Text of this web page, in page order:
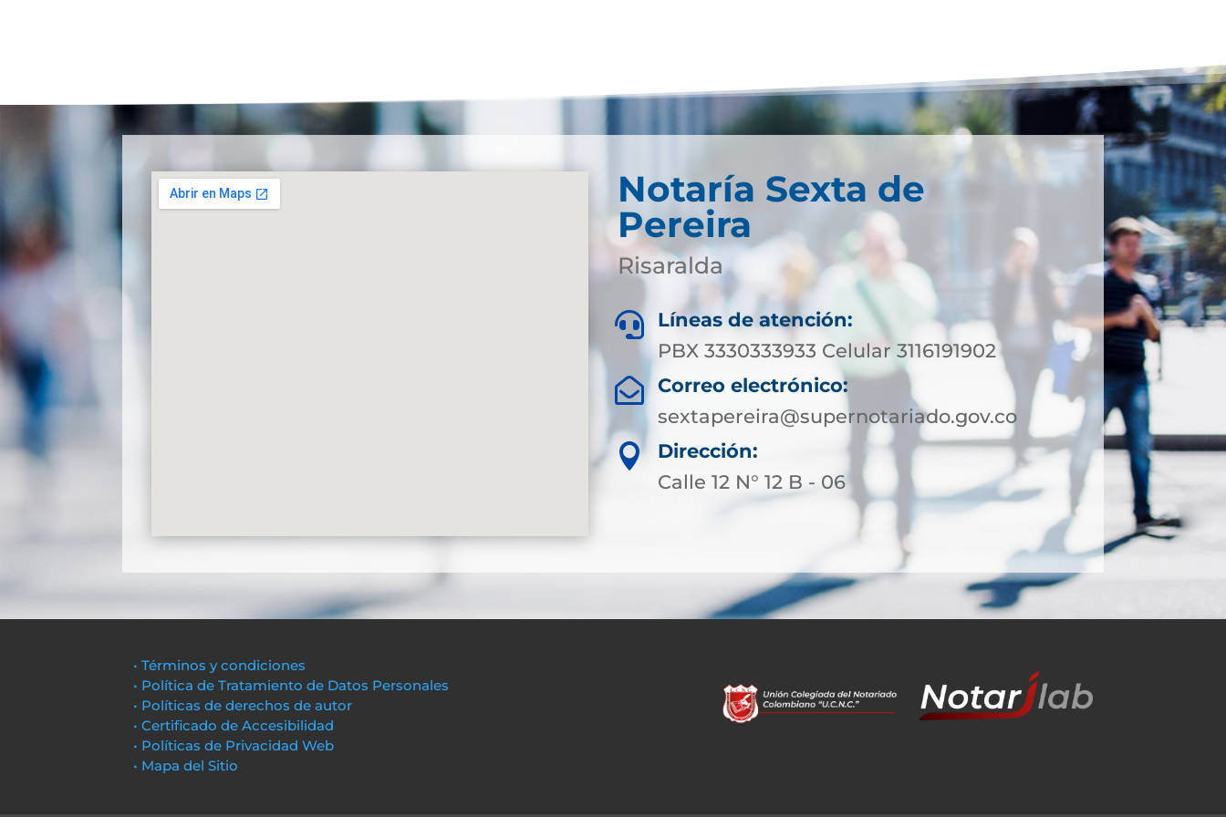
Notaría Sexta de
Pereira
Risaralda

Líneas de atención:
PBX 3330333933 Celular 3116191902

Correo electrónico:
sextapereira@supernotariado.gov.co

Dirección:
Calle 12 N° 12 B - 06
• Términos y condiciones
• Política de Tratamiento de Datos Personales
• Políticas de derechos de autor
• Certificado de Accesibilidad
• Políticas de Privacidad Web
• Mapa del Sitio